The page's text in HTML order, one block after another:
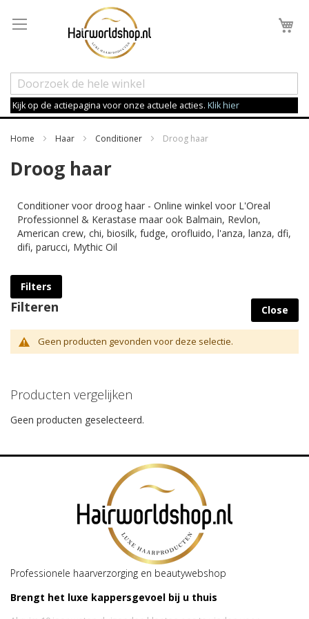
Kijk op de actiepagina voor onze actuele acties. Klik hier
Home Haar Conditioner Droog haar
Droog haar
Conditioner voor droog haar - Online winkel voor L'Oreal
Professionnel & Kerastase maar ook Balmain, Revlon,
American crew, chi, biosilk, fudge, orofluido, l'anza, lanza, dfi,
difi, parucci, Mythic Oil
Filters
Filteren Close
Geen producten gevonden voor deze selectie.
Producten vergelijken
Geen producten geselecteerd.
Professionele haarverzorging en beautywebshop
Brengt het luxe kappersgevoel bij u thuis